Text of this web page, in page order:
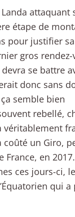
attaquant
étape de
pour justifier sa
gros rendez-
se battre
donc sans
semble bien
rebellé,
véritablement
coûté un Giro,
France, en
ces jours-ci, le
qui a